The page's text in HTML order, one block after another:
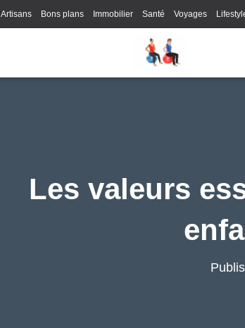
Artisans Bons plans Immobilier Santé Voyages
Les valeurs